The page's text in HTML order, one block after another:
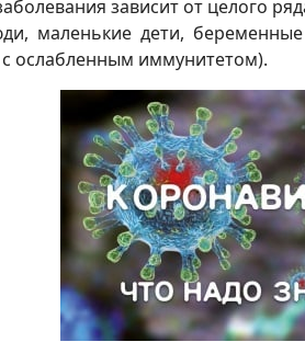
зависит от целого
маленькие дети,
ослабленным иммунитетом).